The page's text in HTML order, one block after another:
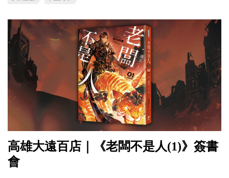
高雄大遠百店｜《老闆不是人(1)》簽書
會